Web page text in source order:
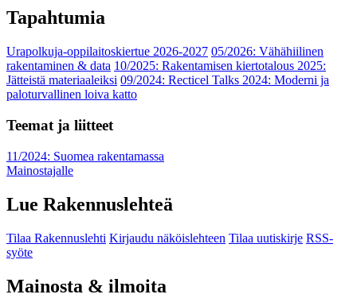
Tapahtumia
Urapolkuja-oppilaitoskiertue 2026-2027 05/2026: Vähähiilinen
rakentaminen & data 10/2025: Rakentamisen kiertotalous 2025:
Jätteistä materiaaleiksi 09/2024: Recticel Talks 2024: Moderni ja
paloturvallinen loiva katto
Teemat ja liitteet
11/2024: Suomea rakentamassa
Mainostajalle
Lue Rakennuslehteä
Tilaa Rakennuslehti Kirjaudu näköislehteen Tilaa uutiskirje RSS-
syöte
Mainosta & ilmoita